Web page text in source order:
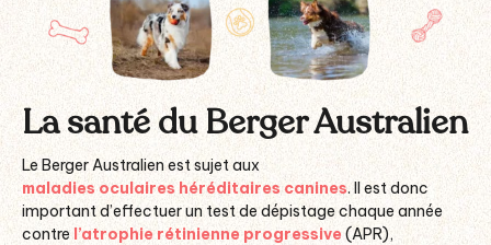
La santé du Berger Australien
Le Berger Australien est sujet aux
maladies oculaires héréditaires canines. Il est donc
important d’effectuer un test de dépistage chaque année
contre l’atrophie rétinienne progressive (APR),